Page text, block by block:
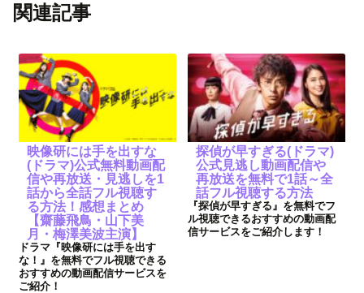
関連記事
映像研には手を出すな
(ドラマ)公式無料動画配
信や再放送・見逃しを1
話から全話フル視聴す
る方法！感想まとめ
【齋藤飛鳥・山下美
月・梅澤美波主演】
ドラマ『映像研には手を出す
な！』を無料でフル視聴できる
おすすめの動画配信サービスを
ご紹介！
探偵が早すぎる(ドラマ)
公式見逃し動画配信や
再放送を無料で1話～全
話フル視聴する方法
『探偵が早すぎる』を無料でフ
ル視聴できるおすすめの動画配
信サービスをご紹介します！